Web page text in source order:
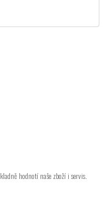
hodnotí naše zboží i servis.